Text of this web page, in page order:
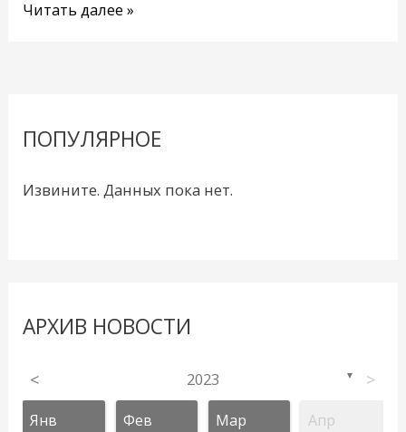
Читать далее »
ПОПУЛЯРНОЕ
Извините. Данных пока нет.
АРХИВ НОВОСТИ
< 2023 ▼ >
Янв Фев Мар Апр